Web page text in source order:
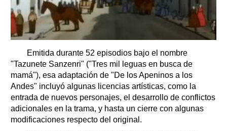
Emitida durante 52 episodios bajo el nombre
"Tazunete Sanzenri" ("Tres mil leguas en busca de
mamá"), esa adaptación de "De los Apeninos a los
Andes" incluyó algunas licencias artísticas, como la
entrada de nuevos personajes, el desarrollo de conflictos
adicionales en la trama, y hasta un cierre con algunas
modificaciones respecto del original.